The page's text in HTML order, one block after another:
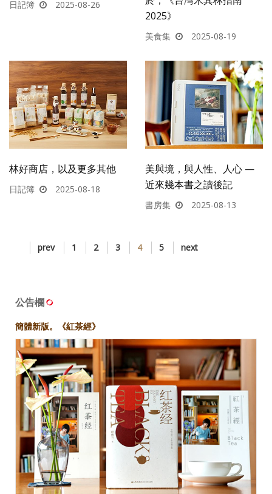
日記簿 2025-08-26
2025》
美食集 2025-08-19
林好商店，以及更多其他
日記簿 2025-08-18
美與境，與人性、人心 —
近來幾本書之讀後記
書房集 2025-08-13
prev 1 2 3 4 5 next
公告欄
簡體新版。《紅茶經》